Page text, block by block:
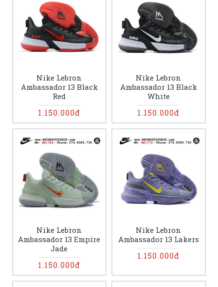
Nike Lebron
Ambassador 13 Black
Red
1.150.000đ
Nike Lebron
Ambassador 13 Black
White
1.150.000đ
Nike Lebron
Ambassador 13 Empire
Jade
1.150.000đ
Nike Lebron
Ambassador 13 Lakers
1.150.000đ